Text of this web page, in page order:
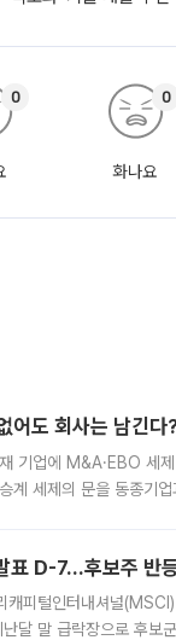
0
화나요
0
어도 회사는 남긴
기업에 M&A·EBO 세
계 세제의 문을 동종기
표 D-7…후보주 반
캐피털인터내셔널
달 말 급락장으로 후보